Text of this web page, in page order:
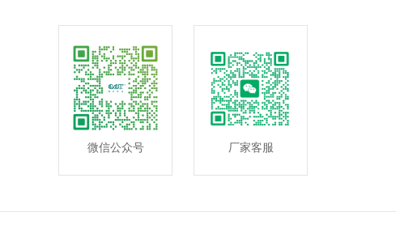
微信公众号 厂家客服